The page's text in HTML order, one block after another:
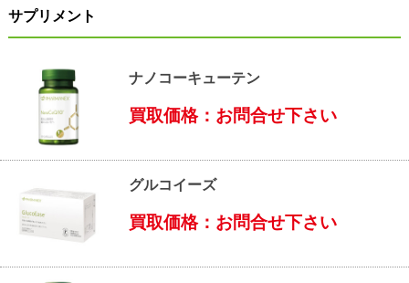
サプリメント
ナノコーキューテン
買取価格：お問合せ下さい
グルコイーズ
買取価格：お問合せ下さい